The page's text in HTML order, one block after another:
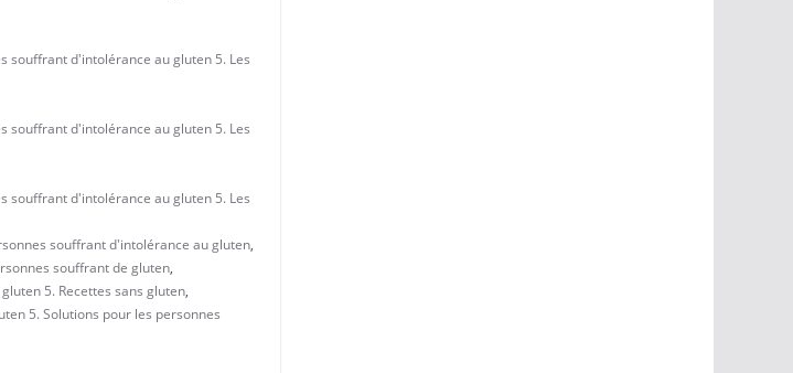
souffrant d'intolérance au gluten 5. Les
souffrant d'intolérance au gluten 5. Les
souffrant d'intolérance au gluten 5. Les
souffrant d'intolérance au gluten,
souffrant de gluten,
5. Recettes sans gluten,
5. Solutions pour les personnes